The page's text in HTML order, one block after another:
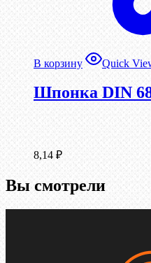
В корзину Quick
Шпонка DIN
8,14 ₽
Вы смотрели